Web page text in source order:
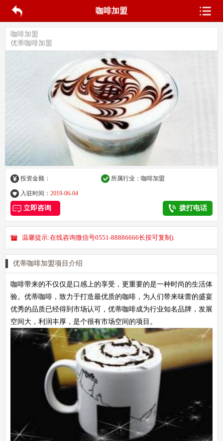
咖啡加盟
咖啡加盟
优蒂咖啡加盟
投资金额： 所属行业：咖啡加盟
入驻时间： 2019-06-04
立即咨询 拨打电话
温馨提示:在线咨询微信号0551-88886666长按可复制).
优蒂咖啡加盟项目介绍
咖啡带来的不仅仅是口感上的享受，更重要的是一种时尚的生活体
验。优蒂咖啡，致力于打造最优质的咖啡，为人们带来味蕾的盛宴
优秀的品质已经得到市场认可，优蒂咖啡成为行业知名品牌，发展
空间大，利润丰厚，是个很有市场空间的项目。